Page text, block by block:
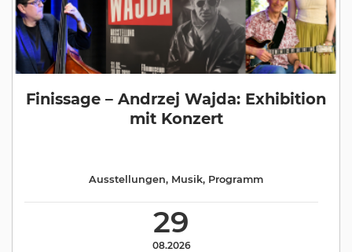
Finissage – Andrzej Wajda: Exhibition
mit Konzert
29
08.2026
Ausstellungen, Musik, Programm